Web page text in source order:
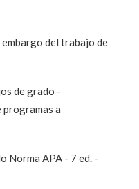
del trabajo de
de grado -
programas a
Norma APA - 7 ed. -